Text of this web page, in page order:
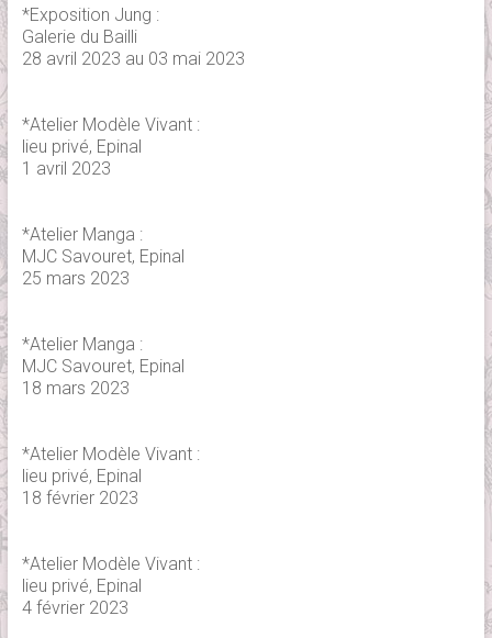
*Exposition Jung :
Galerie du Bailli
28 avril 2023 au 03 mai 2023
*Atelier Modèle Vivant :
lieu privé, Epinal
1 avril 2023
*Atelier Manga :
MJC Savouret, Epinal
25 mars 2023
*Atelier Manga :
MJC Savouret, Epinal
18 mars 2023
*Atelier Modèle Vivant :
lieu privé, Epinal
18 février 2023
*Atelier Modèle Vivant :
lieu privé, Epinal
4 février 2023